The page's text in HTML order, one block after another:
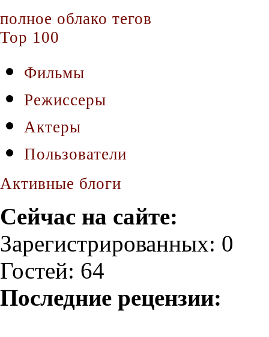
полное облако тегов
Top 100
Фильмы
Режиссеры
Актеры
Пользователи
Активные блоги
Сейчас на сайте:
Зарегистрированных: 0
Гостей: 64
Последние рецензии: